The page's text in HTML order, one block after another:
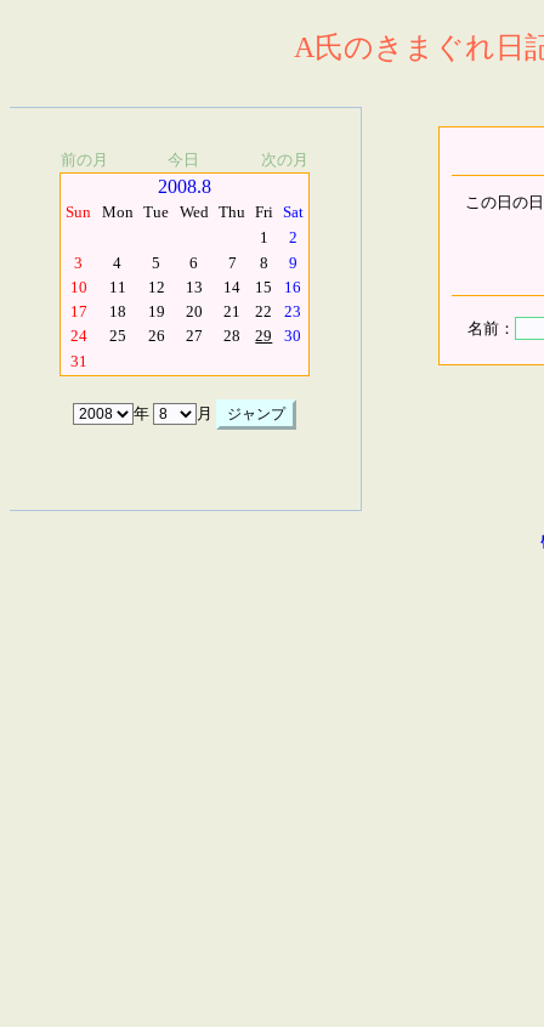
A氏のきまぐれ日
前の月 今日 次の月
2008.8
Sun Mon Tue Wed Thu Fri Sat
1
2
3
4 5 6 7 8
9
10
11 12 13 14 15
16
17
18 19 20 21 22
23
24
25 26 27 28 29
30
31
年 月
この日の
名前：